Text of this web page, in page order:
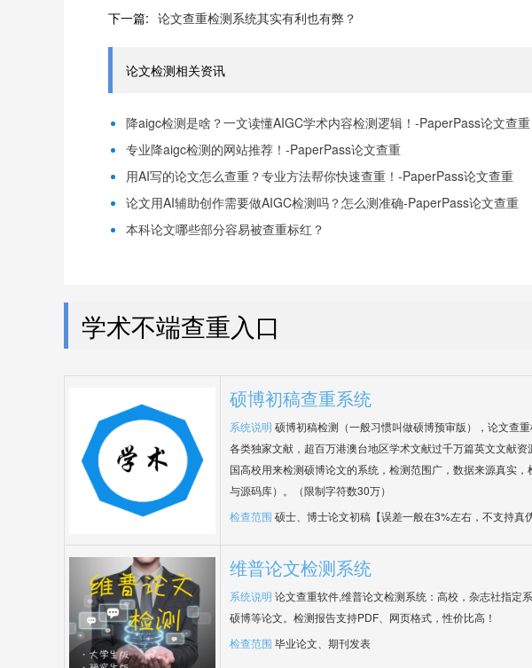
下一篇: 论文查重检测系统其实有利也有弊？
论文检测相关资讯
降aigc检测是啥？一文读懂AIGC学术内容检测逻辑！-PaperPass论文查重
专业降aigc检测的网站推荐！-PaperPass论文查重
用AI写的论文怎么查重？专业方法帮你快速查重！-PaperPass论文查重
论文用AI辅助创作需要做AIGC检测吗？怎么测准确-PaperPass论文查重
本科论文哪些部分容易被查重标红？
学术不端查重入口
硕博初稿查重系统
系统说明 硕博初稿检测（一般习惯叫做硕博预审版），论文查
各类独家文献，超百万港澳台地区学术文献过千万篇英文文献
国高校用来检测硕博论文的系统，检测范围广，数据来源真实
与源码库）。（限制字符数30万）
检查范围 硕士、博士论文初稿【误差一般在3%左右，不支持真
维普论文检测系统
系统说明 论文查重软件,维普论文检测系统：高校，杂志社指定
硕博等论文。检测报告支持PDF、网页格式，性价比高！
检查范围 毕业论文、期刊发表